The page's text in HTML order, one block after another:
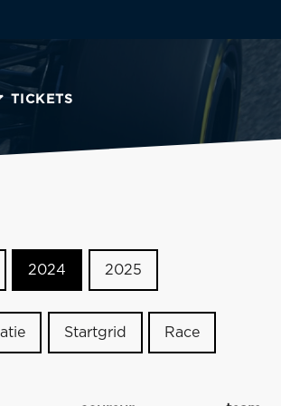
TICKETS
2024 2025
Startgrid Race